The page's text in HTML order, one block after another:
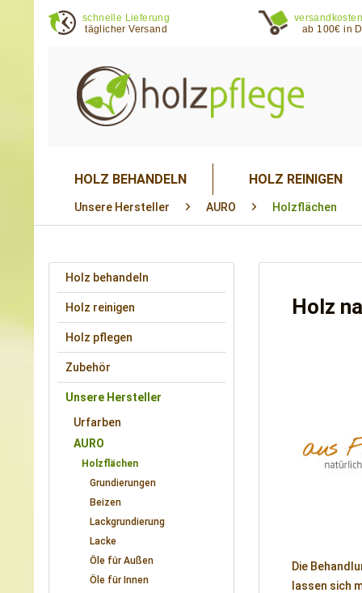
schnelle Lieferung
täglicher Versand
ab 100€ in
HOLZ BEHANDELN HOLZ REINIGEN
Unsere Hersteller AURO Holzflächen
Holz behandeln
Holz reinigen
Holz pflegen
Zubehör
Unsere Hersteller
Urfarben
AURO
Holzflächen
Grundierungen
Beizen
Lackgrundierung
Lacke
Öle für Außen
Öle für Innen
Holz
Die
lassen sich